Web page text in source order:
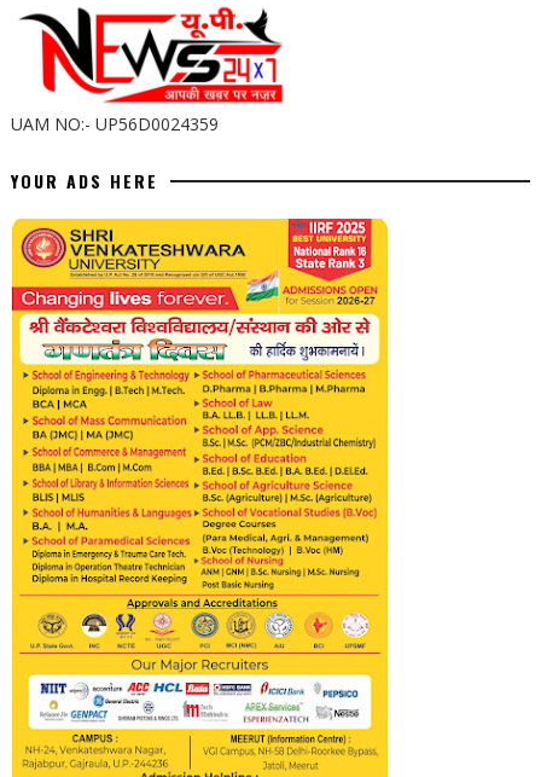
UAM NO:- UP56D0024359
YOUR ADS HERE